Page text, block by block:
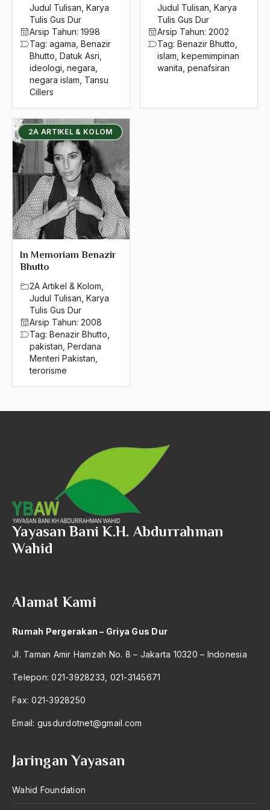
Judul Tulisan Karya
Tulis Gus Dur
Arsip Tahun: 1998
Tag: agama Benazir
Bhutto Datuk Asri
ideologi negara
negara islam Tansu
Cillers
Judul Tulisan Karya
Tulis Gus Dur
Arsip Tahun: 2002
Tag: Benazir Bhutto
islam kepemimpinan
wanita penafsiran
2A ARTIKEL & KOLOM
In Memoriam Benazir
Bhutto
2A Artikel & Kolom
Judul Tulisan Karya
Tulis Gus Dur
Arsip Tahun: 2008
Tag: Benazir Bhutto
pakistan Perdana
Menteri Pakistan
terorisme
2016
2015
2014
2013
2012
2011
2010
2009
2008
2007
2006
2005
2003
2002
2001
2000
1994
1993
1992
1990
1983
Bersyukur
Betawi
BHairawa
Bhairawan
Bhineka Tunggal Ika
Bhinneka Tunggal Ika
biaya
Bid'ah Phoby
Bidan NU
Bidang Budaya dan Sastra
Bidang Kebudayaan
Bidang Niaga
Bidang Produksi
Bidang Sejarah
Bill Clinton
Bio-mass
Birokrasi Agama
Birokrasi Pemerintah
Birokrasi Politik
Birokrasi Sosialis
Birokratis
birokratisasi
Bis Kota
bis PPD
bisri syansuri
BJ. Habibie
Blitzkrieg
Bobot Sangkaan
Yayasan Bani K.H. Abdurrahman
Wahid
Alamat Kami
Rumah Pergerakan – Griya Gus Dur
Jl. Taman Amir Hamzah No. 8 – Jakarta 10320 – Indonesia
Telepon: 021-3928233, 021-3145671
Fax: 021-3928250
Email: gusdurdotnet@gmail.com
Jaringan Yayasan
Wahid Foundation